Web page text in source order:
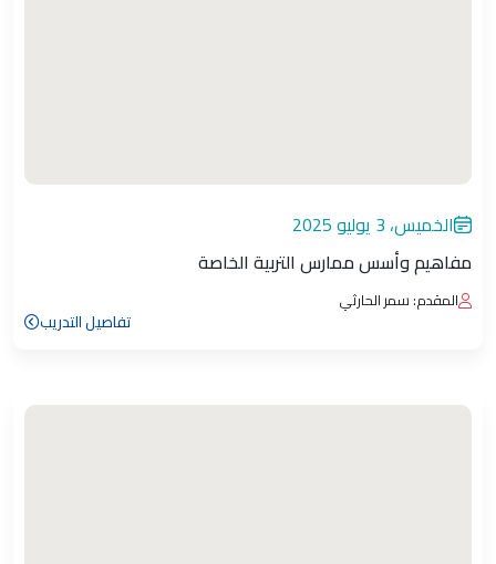
الخميس، 3 يوليو 2025
مفاهيم وأسس ممارس التربية الخاصة
المقدم: سمر الحارثي
تفاصيل التدريب